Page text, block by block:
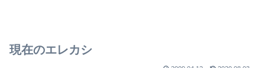
現在のエレカシ